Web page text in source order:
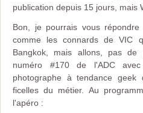
publication depuis 15 jours, mais
Bon, je pourrais vous
comme les connards de VIC
Bangkok, mais allons, pas
numéro #170 de l'ADC
photographe à tendance
ficelles du métier. Au
l'apéro :